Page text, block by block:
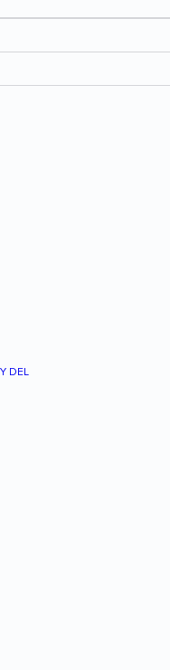
DEL